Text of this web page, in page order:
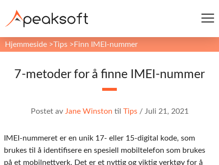
Hjemmeside >Tips > Finn IMEI-nummer
7-metoder for å finne IMEI-nummer
Postet av Jane Winston til Tips/ Juli 21, 2021
IMEI-nummeret er en unik 17- eller 15-digital kode, som
brukes til å identifisere en spesiell mobiltelefon som brukes
på et mobilnettverk. Det er et nyttig og viktig verktøy for å